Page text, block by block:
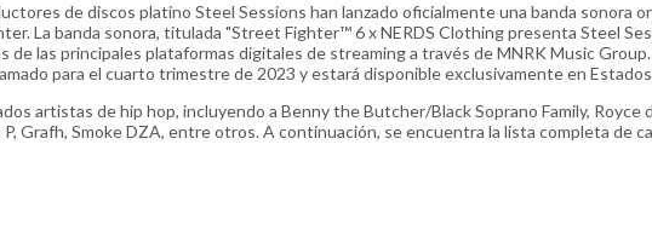
de discos platino Steel Sessions han lanzado oficialmente una banda sonora
La banda sonora, titulada "Street Fighter™ 6 x NERDS Clothing presenta Steel
de las principales plataformas digitales de streaming a través de MNRK Music
para el cuarto trimestre de 2023 y estará disponible exclusivamente en
artistas de hip hop, incluyendo a Benny the Butcher/Black Soprano Family, Royce
Grafh, Smoke DZA, entre otros. A continuación, se encuentra la lista completa de